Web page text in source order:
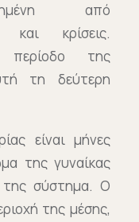
από
και κρίσεις.
της
τη δεύτερη
είναι μήνες
της γυναίκας
της σύστημα. Ο
της μέσης,